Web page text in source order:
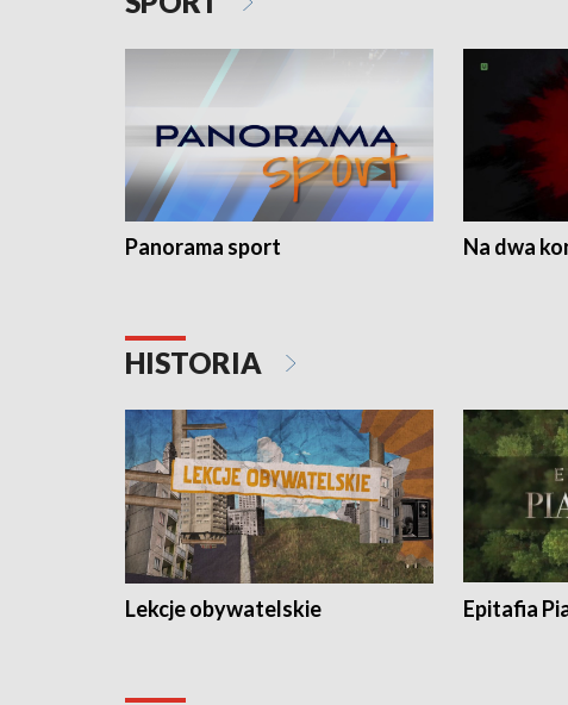
Panorama sport Na dwa
HISTORIA
Lekcje obywatelskie Epitafia